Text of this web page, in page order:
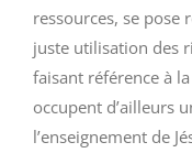
ressources, se pose
juste utilisation des
faisant référence à
occupent d’ailleurs
l’enseignement de